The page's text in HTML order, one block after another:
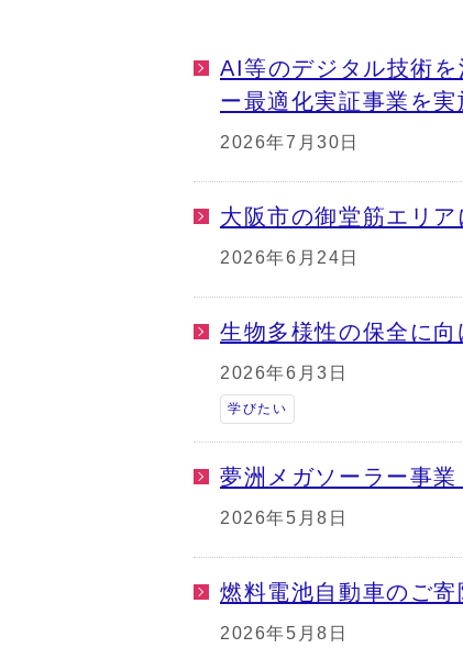
AI等のデジタル技術
ー最適化実証事業を実
2026年7月30日
大阪市の御堂筋エリ
2026年6月24日
生物多様性の保全に
2026年6月3日
学びたい
夢洲メガソーラー事業
2026年5月8日
燃料電池自動車のご
2026年5月8日